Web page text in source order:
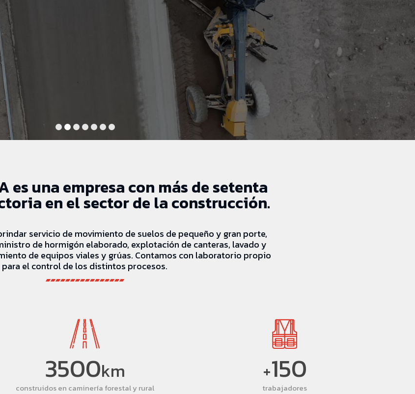
es una empresa con más de setenta
en el sector de la construcción.
servicio de movimiento de suelos de pequeño y gran porte,
de hormigón elaborado, explotación de canteras, lavado y
de equipos viales y grúas. Contamos con laboratorio propio
para el control de los distintos procesos.
3500km
construidos en caminería forestal y rural
+150
trabajadores